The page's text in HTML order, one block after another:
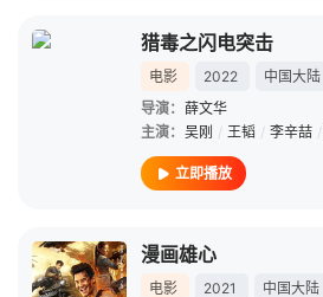
猎毒之闪电突击
电影 2022
中国大陆
导演： 薛文华
主演： 吴刚 / 王韬 / 李辛喆 /
立即播放
漫画雄心
电影 2021
中国大陆